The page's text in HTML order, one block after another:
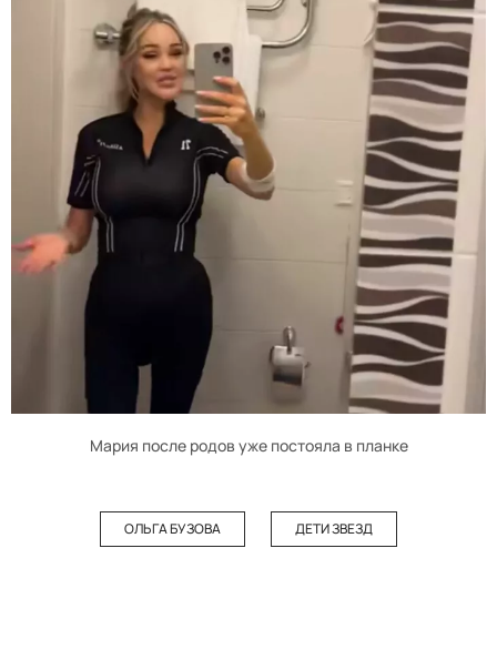
Мария после родов уже постояла в планке
ОЛЬГА БУЗОВА ДЕТИ ЗВЕЗД